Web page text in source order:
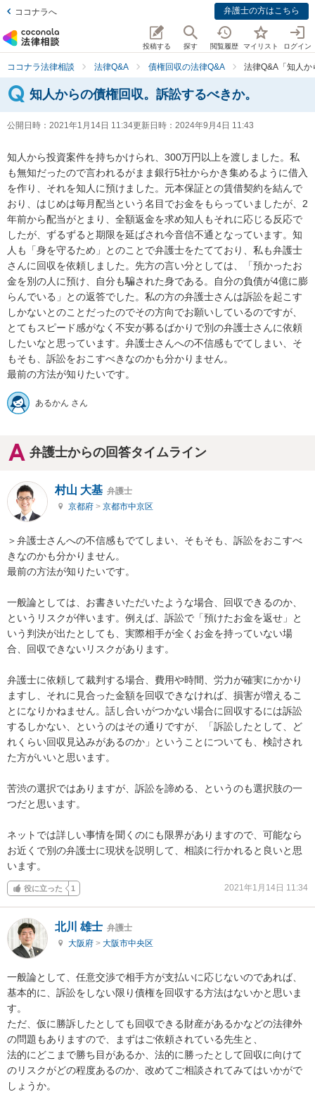
ココナラへ 弁護士の方はこちら
投稿する 探す 閲覧履歴 マイリスト ログイン
ココナラ法律相談 法律Q&A 債権回収の法律Q&A 法律Q&A「知人
知人からの債権回収。訴訟するべきか。
公開日時： 2021年1月14日 11:34更新日時： 2024年9月4日 11:43
知人から投資案件を持ちかけられ、300万円以上を渡しました。私
も無知だったので言われるがまま銀行5社からかき集めるように借入
を作り、それを知人に預けました。元本保証との賃借契約を結んで
おり、はじめは毎月配当という名目でお金をもらっていましたが、2
年前から配当がとまり、全額返金を求め知人もそれに応じる反応で
したが、ずるずると期限を延ばされ今音信不通となっています。知
人も「身を守るため」とのことで弁護士をたてており、私も弁護士
さんに回収を依頼しました。先方の言い分としては、「預かったお
金を別の人に預け、自分も騙された身である。自分の負債が4億に膨
らんでいる」との返答でした。私の方の弁護士さんは訴訟を起こす
しかないとのことだったのでその方向でお願いしているのですが、
とてもスピード感がなく不安が募るばかりで別の弁護士さんに依頼
したいなと思っています。弁護士さんへの不信感もでてしまい、そ
もそも、訴訟をおこすべきなのかも分かりません。
最前の方法が知りたいです。
あるかん さん
弁護士からの回答タイムライン
村山 大基 弁護士
京都府 > 京都市中京区
＞弁護士さんへの不信感もでてしまい、そもそも、訴訟をおこすべ
きなのかも分かりません。
最前の方法が知りたいです。
一般論としては、お書きいただいたような場合、回収できるのか、
というリスクが伴います。例えば、訴訟で「預けたお金を返せ」と
いう判決が出たとしても、実際相手が全くお金を持っていない場
合、回収できないリスクがあります。
弁護士に依頼して裁判する場合、費用や時間、労力が確実にかかり
ますし、それに見合った金額を回収できなければ、損害が増えるこ
とになりかねません。話し合いがつかない場合に回収するには訴訟
するしかない、というのはその通りですが、「訴訟したとして、ど
れくらい回収見込みがあるのか」ということについても、検討され
た方がいいと思います。
苦渋の選択ではありますが、訴訟を諦める、というのも選択肢の一
つだと思います。
ネットでは詳しい事情を聞くのにも限界がありますので、可能なら
お近くで別の弁護士に現状を説明して、相談に行かれると良いと思
います。
役に立った 1 2021年1月14日 11:34
北川 雄士 弁護士
大阪府 > 大阪市中央区
一般論として、任意交渉で相手方が支払いに応じないのであれば、
基本的に、訴訟をしない限り債権を回収する方法はないかと思いま
す。
ただ、仮に勝訴したとしても回収できる財産があるかなどの法律外
の問題もありますので、まずはご依頼されている先生と、
法的にどこまで勝ち目があるか、法的に勝ったとして回収に向けて
のリスクがどの程度あるのか、改めてご相談されてみてはいかがで
しょうか。